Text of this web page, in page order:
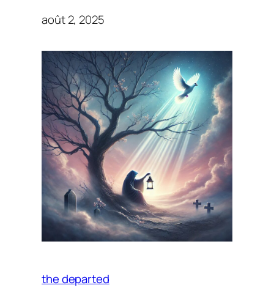
août 2, 2025
the departed